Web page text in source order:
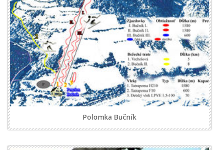
Polomka Bučník